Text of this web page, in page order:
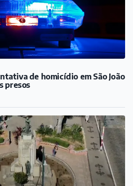
cineasta de Barbacena, vence
cinema em Gana